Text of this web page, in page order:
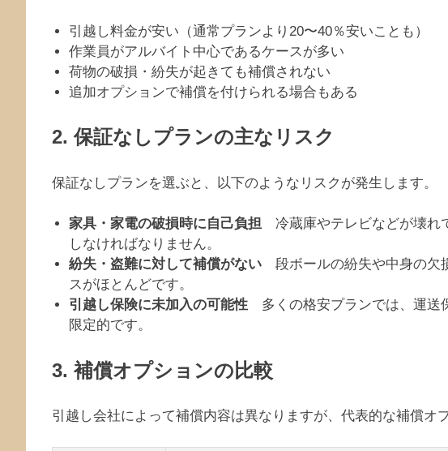
引越し料金が安い（通常プランより20〜40％安いことも）
作業員がアルバイト中心であるケースが多い
荷物の破損・紛失が起きても補償されない
追加オプションで補償を付けられる場合もある
2. 保証なしプランの主なリスク
保証なしプランを選ぶと、以下のようなリスクが発生します。
家具・家電の破損時に自己負担 冷蔵庫やテレビなどが壊れ
しなければなりません。
紛失・盗難に対して補償がない 段ボールの紛失や中身の欠
スがほとんどです。
引越し保険に未加入の可能性 多くの格安プランでは、運送
限定的です。
3. 補償オプションの比較
引越し会社によって補償内容は異なりますが、代表的な補償オ